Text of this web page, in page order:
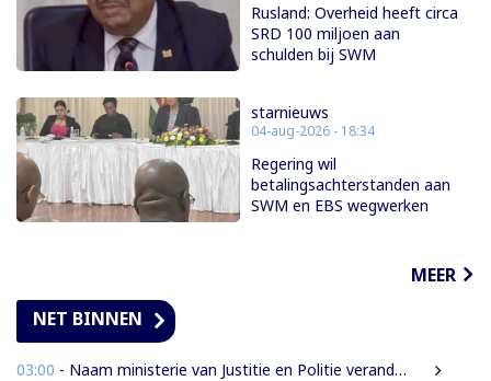
Rusland: Overheid heeft circa
SRD 100 miljoen aan
schulden bij SWM
starnieuws
04-aug-2026 - 18:34
Regering wil
betalingsachterstanden aan
SWM en EBS wegwerken
MEER
NET BINNEN
03:00 - Naam ministerie van Justitie en Politie verandert naar Justitie en Veiligheid